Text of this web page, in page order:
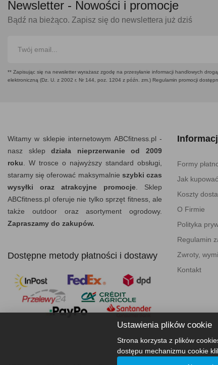
Newsletter - Nowości i promocje
Bądź na bieżąco. Zapisz się do newslettera już dziś
** Zapisując się na newsletter wyrażasz zgodę na przesyłanie informacji handlowych
elektroniczną (Dz. U. z 2002 r. Nr 144, poz. 1204 z późn. zm.) Regulamin promocji
Witamy w sklepie internetowym ABCfitness.pl -
nasz sklepdziała nieprzerwanie od 2009
roku . W trosce o najwyższy standard obsługi,
staramy się oferować maksymalnie szybki czas
wysyłki oraz atrakcyjne promocje . Sklep
ABCfitness.pl oferuje nie tylko sprzęt fitness, ale
także outdoor oraz asortyment ogrodowy.
Zapraszamy do zakupów.
Dostępne metody płatności i dostawy
Formy
Jak
Koszty
O Firmie
Polityka
Regulamin
Zwroty,
Kontakt
Ustawienia plików cookie
Strona korzysta z plików
dostępu mechanizmu cookie